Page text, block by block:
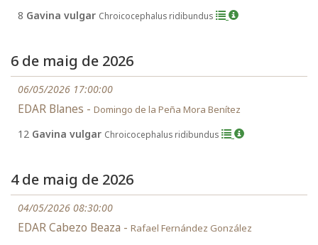
8 Gavina vulgar Chroicocephalus ridibundus
6 de maig de 2026
06/05/2026 17:00:00
EDAR Blanes - Domingo de la Peña Mora Benítez
12 Gavina vulgar Chroicocephalus ridibundus
4 de maig de 2026
04/05/2026 08:30:00
EDAR Cabezo Beaza - Rafael Fernández González